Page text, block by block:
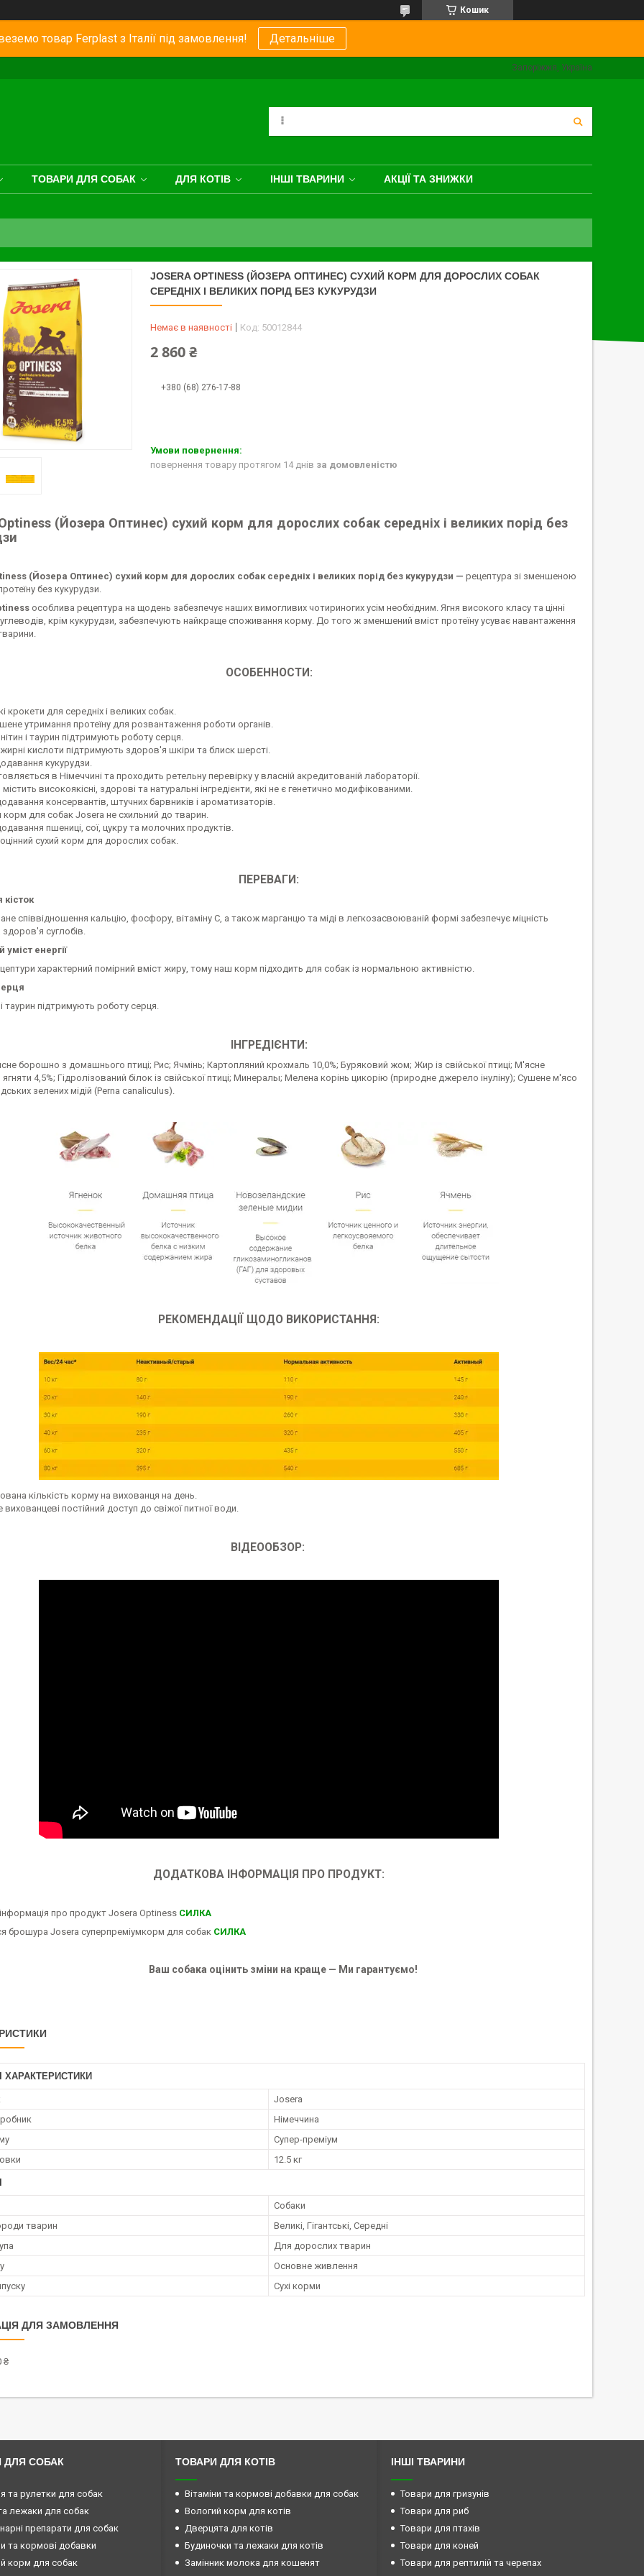
Кошик
товар Ferplast з Італії під замовлення! Детальніше
Запоріжжя, Україна
ТОВАРИ ДЛЯ СОБАК ДЛЯ КОТІВ ІНШІ ТВАРИНИ АКЦІЇ ТА ЗНИЖКИ
JOSERA OPTINESS (ЙОЗЕРА ОПТИНЕС) СУХИЙ КОРМ ДЛЯ ДОРОСЛИХ СОБАК
СЕРЕДНІХ І ВЕЛИКИХ ПОРІД БЕЗ КУКУРУДЗИ
Немає в наявності Код: 50012844
2 860 ₴
+380 (68) 276-17-88
повернення товару протягом 14 днів за домовленістю
(Йозера Оптинес) сухий корм для дорослих собак середніх і великих порід без
(Йозера Оптинес) сухий корм для дорослих собак середніх і великих порід без кукурудзи — рецептура зі зменшеною
без кукурудзи.
особлива рецептура на щодень забезпечує наших вимогливих чотириногих усім необхідним. Ягня високого класу та цінні
крім кукурудзи, забезпечують найкраще споживання корму. До того ж зменшений вміст протеїну усуває навантаження
ОСОБЕННОСТИ:
крокети для середніх і великих собак.
утримання протеїну для розвантаження роботи органів.
і таурин підтримують роботу серця.
жирні кислоти підтримують здоров'я шкіри та блиск шерсті.
кукурудзи.
в Німеччині та проходить ретельну перевірку у власній акредитованій лабораторії.
високоякісні, здорові та натуральні інгредієнти, які не є генетично модифікованими.
консервантів, штучних барвників і ароматизаторів.
корм для собак Josera не схильний до тварин.
пшениці, сої, цукру та молочних продуктів.
сухий корм для дорослих собак.
ПЕРЕВАГИ:
співвідношення кальцію, фосфору, вітаміну С, а також марганцю та міді в легкозасвоюваній формі забезпечує міцність
здоров'я суглобів.
енергії
характерний помірний вміст жиру, тому наш корм підходить для собак із нормальною активністю.
таурин підтримують роботу серця.
ІНГРЕДІЄНТИ:
борошно з домашнього птиці; Рис; Ячмінь; Картопляний крохмаль 10,0%; Буряковий жом; Жир із свійської птиці; М'ясне
4,5%; Гідролізований білок із свійської птиці; Минералы; Мелена корінь цикорію (природне джерело інуліну); Сушене м'ясо
зелених мідій (Perna canaliculus).
РЕКОМЕНДАЦІЇ ЩОДО ВИКОРИСТАННЯ:
кількість корму на вихованця на день.
вихованцеві постійний доступ до свіжої питної води.
ВІДЕООБЗОР:
ДОДАТКОВА ІНФОРМАЦІЯ ПРО ПРОДУКТ:
про продукт Josera Optiness СИЛКА
брошура Josera суперпреміумкорм для собак СИЛКА
Ваш собака оцінить зміни на краще — Ми гарантуємо!
ХАРАКТЕРИСТИКИ
Josera
Німеччина
Супер-преміум
12.5 кг
Собаки
тварин
Великі, Гігантські, Середні
Для дорослих тварин
Основне живлення
Сухі корми
ДЛЯ ЗАМОВЛЕННЯ
₴
ДЛЯ СОБАК
та рулетки для собак
лежаки для собак
препарати для собак
та кормові добавки
корм для собак
ТОВАРИ ДЛЯ КОТІВ
Вітаміни та кормові добавки для собак
Вологий корм для котів
Дверцята для котів
Будиночки та лежаки для котів
Замінник молока для кошенят
ІНШІ ТВАРИНИ
Товари для гризунів
Товари для риб
Товари для птахів
Товари для коней
Товари для рептилій та черепах